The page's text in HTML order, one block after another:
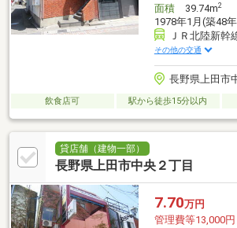
面積39.74m2
1978年1月(築48
ＪＲ北陸新幹
その他の交通
長野県上田市
飲食店可 駅から徒歩15分以内
貸店舗（建物一部）
長野県上田市中央２丁目
7.70万円
管理費等13,000円